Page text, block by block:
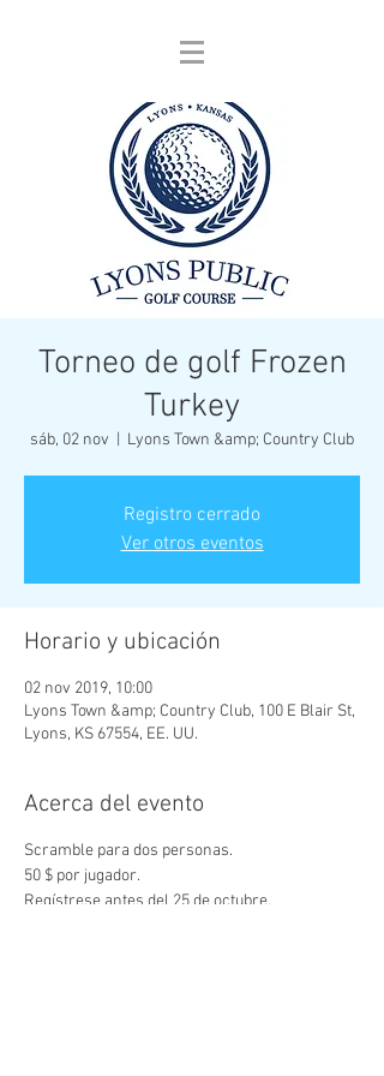
Torneo de golf Frozen
Turkey
sáb, 02 nov Lyons Town &amp; Country Club
Registro cerrado
Ver otros eventos
Horario y ubicación
02 nov 2019, 10:00
Lyons Town &amp; Country Club, 100 E Blair St,
Lyons, KS 67554, EE. UU.
Acerca del evento
Scramble para dos personas.
50 $ por jugador.
Regístrese antes del 25 de octubre.